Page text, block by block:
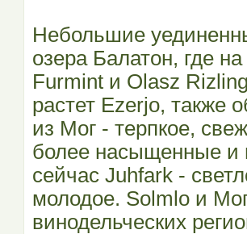
Небольшие
озера Балатон, где
Furmint и Olasz
растет Ezerjo, также
из Мог - терпкое,
более насыщенные и
сейчас Juhfark -
молодое. Solmlo и
винодельческих